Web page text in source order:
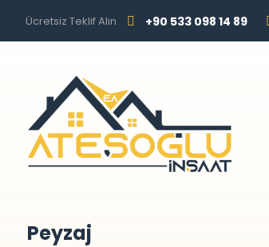
Ücretsiz Teklif Alın +90 533 098 14 89
Peyzaj